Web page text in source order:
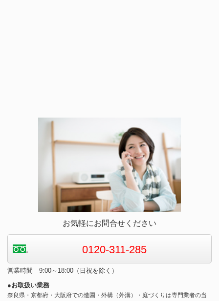
お気軽にお問合せください
0120-311-285
営業時間 9:00～18:00（日祝を除く）
●お取扱い業務
奈良県・京都府・大阪府での造園・外構（外溝）・庭づくりは専門業者の当